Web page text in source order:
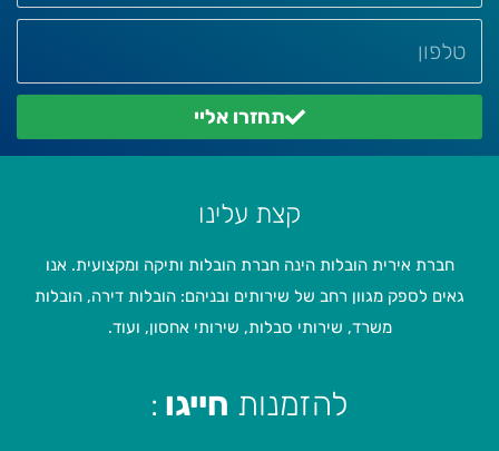
תחזרו אליי
קצת עלינו
חברת אירית הובלות הינה חברת הובלות ותיקה ומקצועית. אנו
גאים לספק מגוון רחב של שירותים ובניהם: הובלות דירה, הובלות
משרד, שירותי סבלות, שירותי אחסון, ועוד.
להזמנות חייגו :